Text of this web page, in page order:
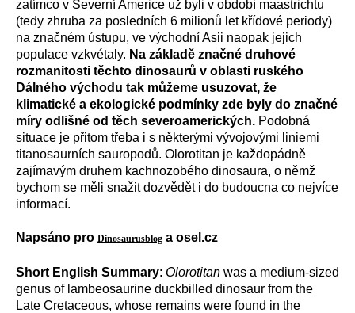
zatímco v Severní Americe už byli v období maastrichtu
(tedy zhruba za posledních 6 milionů let křídové periody)
na značném ústupu, ve východní Asii naopak jejich
populace vzkvétaly. Na základě značné druhové
rozmanitosti těchto dinosaurů v oblasti ruského
Dálného východu tak můžeme usuzovat, že
klimatické a ekologické podmínky zde byly do značné
míry odlišné od těch severoamerických. Podobná
situace je přitom třeba i s některými vývojovými liniemi
titanosaurních sauropodů. Olorotitan je každopádně
zajímavým druhem kachnozobého dinosaura, o němž
bychom se měli snažit dozvědět i do budoucna co nejvíce
informací.
Napsáno pro Dinosaurusblog a osel.cz
Short English Summary: Olorotitan was a medium-sized
genus of lambeosaurine duckbilled dinosaur from the
Late Cretaceous, whose remains were found in the